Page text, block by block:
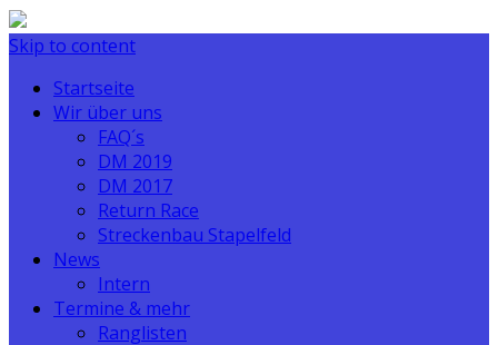
Skip to content
Startseite
Wir über uns
FAQ´s
DM 2019
DM 2017
Return Race
Streckenbau Stapelfeld
News
Intern
Termine & mehr
Ranglisten